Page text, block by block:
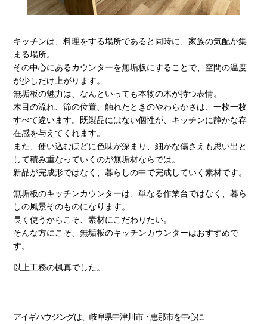
キッチンは、料理をする場所であると同時に、家族の気配が集
まる場所。
その中心にあるカウンターを無垢板にすることで、空間の温度
が少しだけ上がります。
無垢板の魅力は、なんといっても本物の木が持つ表情。
木目の流れ、節の位置、触れたときのやわらかさは、一枚一枚
すべて違います。既製品にはない個性が、キッチンに静かな存
在感を与えてくれます。
また、使い込むほどに色味が深まり、細かな傷さえも思い出と
して積み重なっていくのが無垢材ならでは。
新品が完成形ではなく、暮らしの中で完成していく素材です。
無垢板のキッチンカウンターは、単なる作業台ではなく、暮ら
しの風景そのものになります。
長く使うからこそ、素材にこだわりたい。
そんな方にこそ、無垢板のキッチンカウンターはおすすめで
す。
以上工務の楓真でした。
アイギハウジングは、岐阜県中津川市・恵那市を中心に